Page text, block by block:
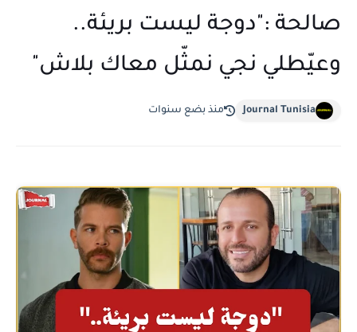
صالحة :"دوجة ليست بريئة..
وعيّطلي نجي نمثّل معاك بلاش"
Journal Tunisia منذ بضع سنوات